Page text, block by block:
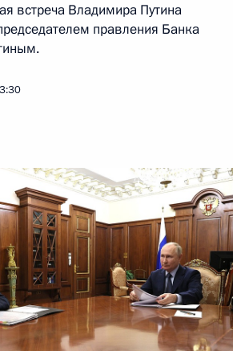
встреча Владимира Путина
правления Банка